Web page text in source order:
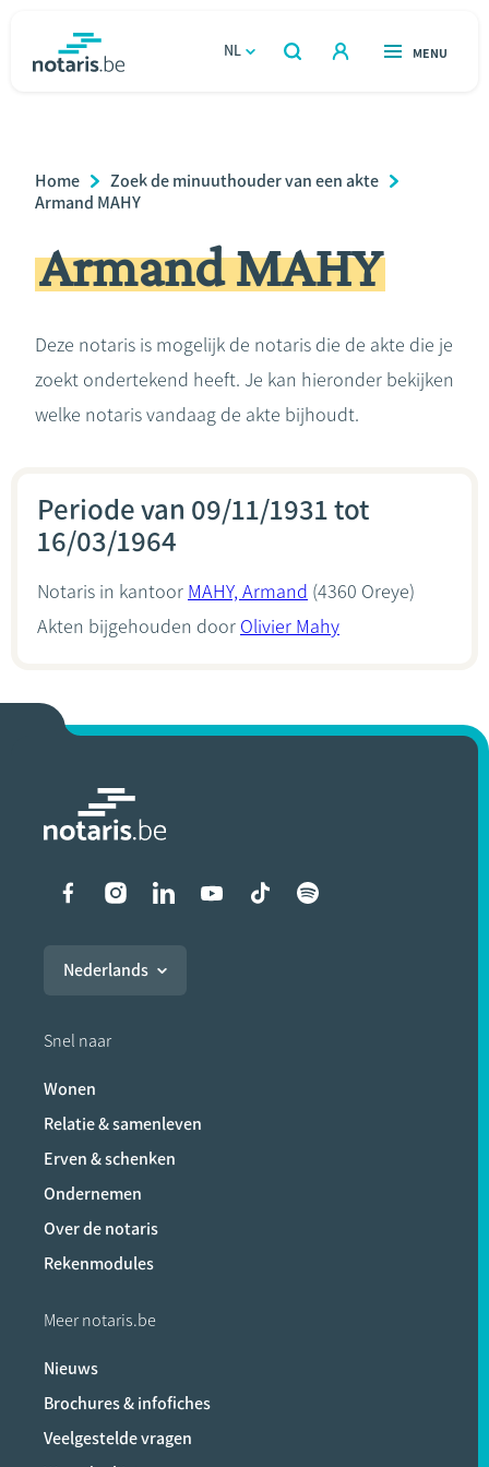
gaan
NL
OPEN
ZOEKEN
OPEN
MENU
Relatie & samenleven
Erven & schenken
Over de notaris
Breadcrumb
Home
Zoek de minuuthouder van een akte
Armand MAHY
Armand MAHY
Deze notaris is mogelijk de notaris die de akte die je
zoekt ondertekend heeft. Je kan hieronder bekijken
welke notaris vandaag de akte bijhoudt.
Periode van 09/11/1931 tot
16/03/1964
Notaris in kantoor MAHY, Armand (4360 Oreye)
Akten bijgehouden door Olivier Mahy
Liens vers les réseaux
Nederlands
Snel naar
Wonen
Relatie & samenleven
Erven & schenken
Ondernemen
Over de notaris
Rekenmodules
Meer notaris.be
Nieuws
Brochures & infofiches
Veelgestelde vragen